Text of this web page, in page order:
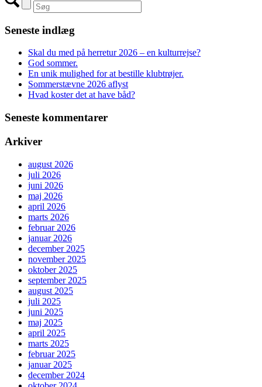
Seneste indlæg
Skal du med på herretur 2026 – en kulturrejse?
God sommer.
En unik mulighed for at bestille klubtrøjer.
Sommerstævne 2026 aflyst
Hvad koster det at have båd?
Seneste kommentarer
Arkiver
august 2026
juli 2026
juni 2026
maj 2026
april 2026
marts 2026
februar 2026
januar 2026
december 2025
november 2025
oktober 2025
september 2025
august 2025
juli 2025
juni 2025
maj 2025
april 2025
marts 2025
februar 2025
januar 2025
december 2024